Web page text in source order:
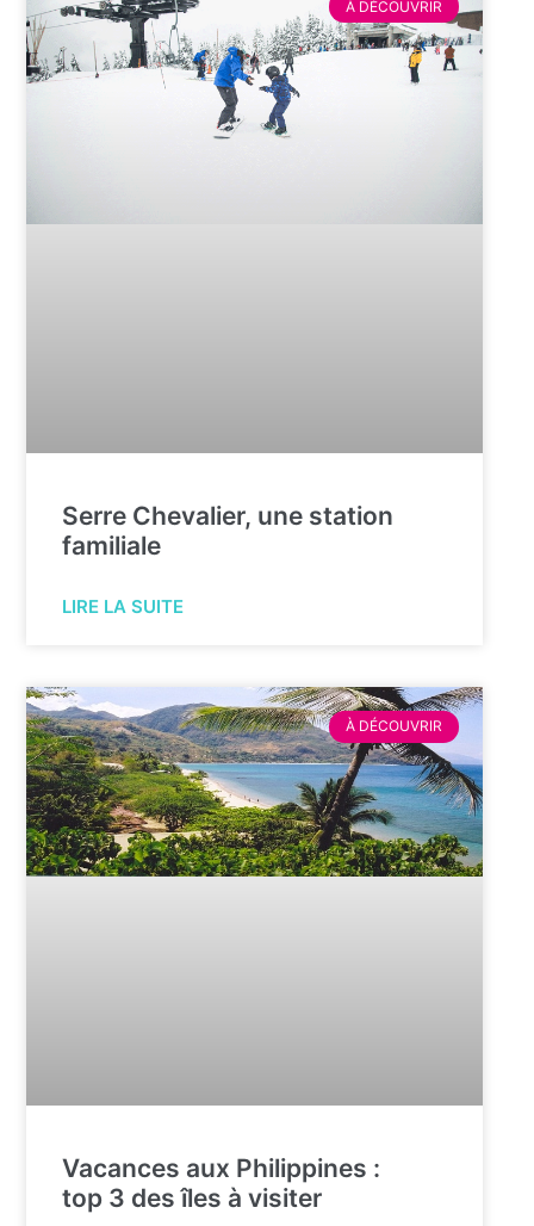
À DÉCOUVRIR
Serre Chevalier, une station
familiale
LIRE LA SUITE
À DÉCOUVRIR
Vacances aux Philippines :
top 3 des îles à visiter